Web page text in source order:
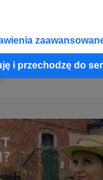
i przechodzę do
Odwiedzam dom podcieniowy